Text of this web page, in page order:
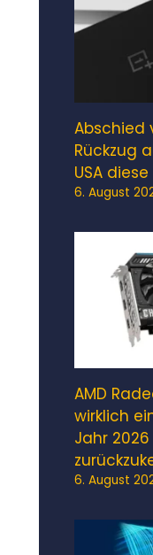
Abschied
Rückzug
USA
6. August
AMD
wirklich
Jahr 2026
6. August